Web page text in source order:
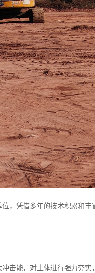
，凭借多年的技术积累和
击能，对土体进行强力夯实